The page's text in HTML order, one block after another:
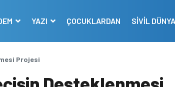
YAZI ÇOCUKLARDAN SİVİL DÜNYA
Projesi